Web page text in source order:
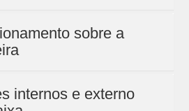
sobre a
internos e externo